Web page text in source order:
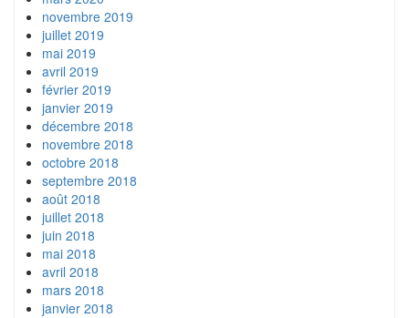
novembre 2019
juillet 2019
mai 2019
avril 2019
février 2019
janvier 2019
décembre 2018
novembre 2018
octobre 2018
septembre 2018
août 2018
juillet 2018
juin 2018
mai 2018
avril 2018
mars 2018
janvier 2018